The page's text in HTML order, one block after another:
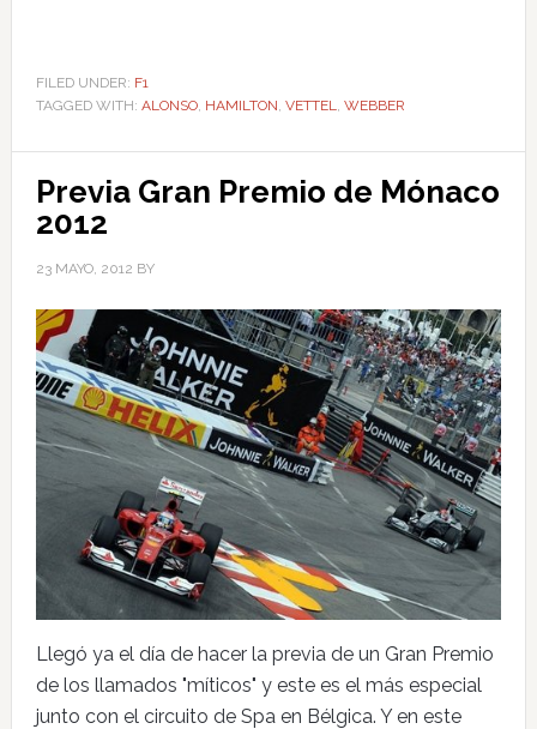
FILED UNDER: F1
TAGGED WITH: ALONSO, HAMILTON, VETTEL, WEBBER
Previa Gran Premio de Mónaco
2012
23 MAYO, 2012 BY
Llegó ya el día de hacer la previa de un Gran Premio
de los llamados "míticos" y este es el más especial
junto con el circuito de Spa en Bélgica. Y en este